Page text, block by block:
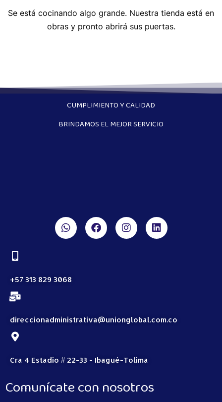
Se está cocinando algo grande. Nuestra tienda está en
obras y pronto abrirá sus puertas.
CUMPLIMIENTO Y CALIDAD
BRINDAMOS EL MEJOR SERVICIO
+57 313 829 3068
direccionadministrativa@unionglobal.com.co
Cra 4 Estadio # 22-33 - Ibagué-Tolima
Comunícate con nosotros